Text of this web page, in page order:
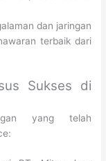
dan jaringan
terbaik dari
Sukses di
yang telah